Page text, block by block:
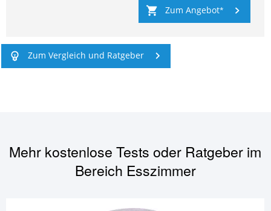
Zum Angebot
Zum Vergleich und Ratgeber
Mehr kostenlose Tests oder Ratgeber im
Bereich Esszimmer